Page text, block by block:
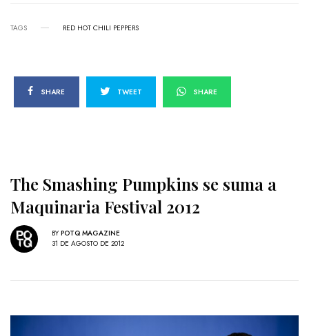
TAGS RED HOT CHILI PEPPERS
SHARE TWEET SHARE
The Smashing Pumpkins se suma a
Maquinaria Festival 2012
BY POTQ MAGAZINE
31 DE AGOSTO DE 2012